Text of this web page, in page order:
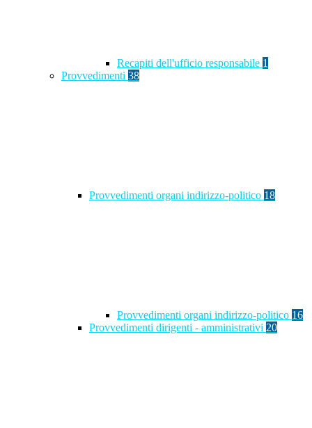
Recapiti dell'ufficio responsabile 1
Provvedimenti 38
Provvedimenti organi indirizzo-politico 18
Provvedimenti organi indirizzo-politico 16
Provvedimenti dirigenti - amministrativi 20